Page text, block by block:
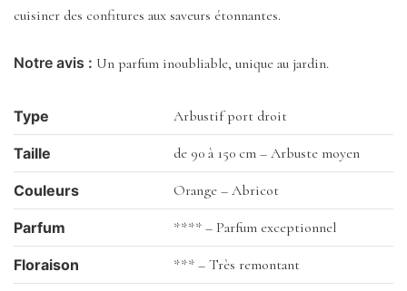
cuisiner des confitures aux saveurs étonnantes.
Notre avis : Un parfum inoubliable, unique au jardin.
Type Arbustif port droit
Taille de 90 à 150 cm – Arbuste moyen
Couleurs Orange – Abricot
Parfum **** – Parfum exceptionnel
Floraison *** – Très remontant